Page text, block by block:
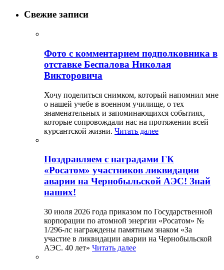
Свежие записи
Фото с комментарием подполковника в
отставке Беспалова Николая
Викторовича
Хочу поделиться снимком, который напомнил мне
о нашей учебе в военном училище, о тех
знаменательных и запоминающихся событиях,
которые сопровождали нас на протяжении всей
курсантской жизни. Читать далее
Поздравляем с наградами ГК
«Росатом» участников ликвидации
аварии на Чернобыльской АЭС! Знай
наших!
30 июля 2026 года приказом по Государственной
корпорации по атомной энергии «Росатом» №
1/296-лс награждены памятным знаком «За
участие в ликвидации аварии на Чернобыльской
АЭС. 40 лет» Читать далее